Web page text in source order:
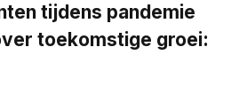
tijdens pandemie
toekomstige groei: